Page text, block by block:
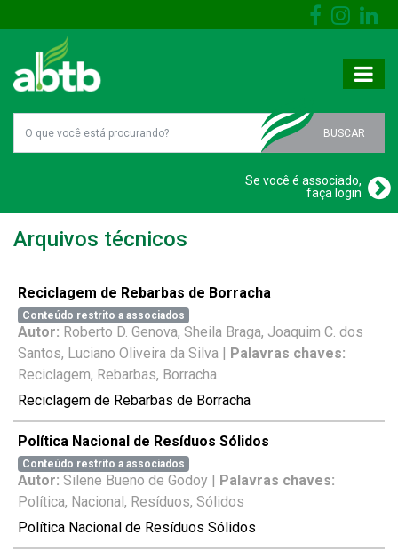
BUSCAR
Se você é associado,
faça login
Arquivos técnicos
Reciclagem de Rebarbas de Borracha
Conteúdo restrito a associados
Autor: Roberto D. Genova, Sheila Braga, Joaquim C. dos
Santos, Luciano Oliveira da Silva |
Palavras chaves:
Reciclagem, Rebarbas, Borracha
Reciclagem de Rebarbas de Borracha
Política Nacional de Resíduos Sólidos
Conteúdo restrito a associados
Autor: Silene Bueno de Godoy |
Palavras chaves:
Política, Nacional, Resíduos, Sólidos
Política Nacional de Resíduos Sólidos